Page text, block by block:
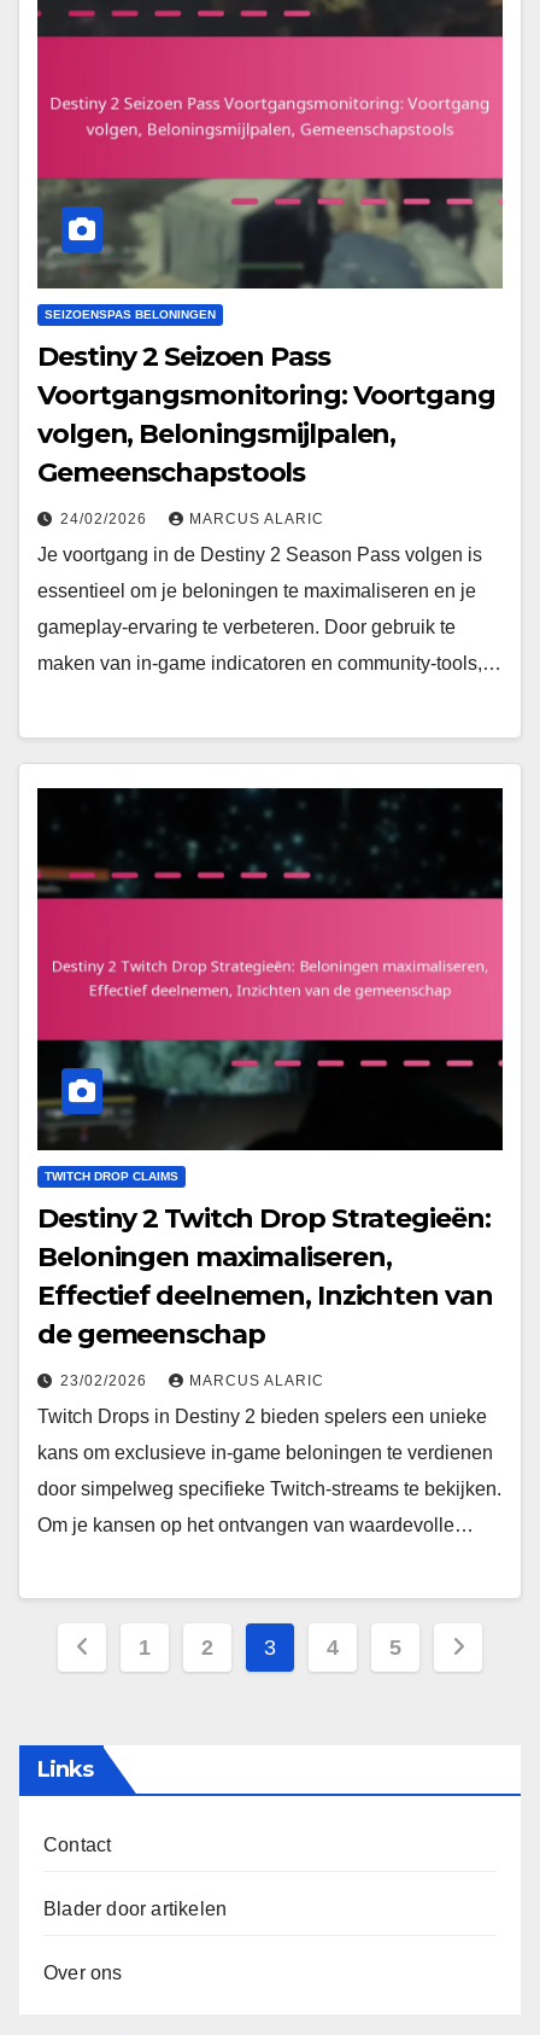
SEIZOENSPAS BELONINGEN
Destiny 2 Seizoen Pass
Voortgangsmonitoring: Voortgang
volgen, Beloningsmijlpalen,
Gemeenschapstools
24/02/2026 MARCUS ALARIC
Je voortgang in de Destiny 2 Season Pass volgen is
essentieel om je beloningen te maximaliseren en je
gameplay-ervaring te verbeteren. Door gebruik te
maken van in-game indicatoren en community-tools,…
TWITCH DROP CLAIMS
Destiny 2 Twitch Drop Strategieën:
Beloningen maximaliseren,
Effectief deelnemen, Inzichten van
de gemeenschap
23/02/2026 MARCUS ALARIC
Twitch Drops in Destiny 2 bieden spelers een unieke
kans om exclusieve in-game beloningen te verdienen
door simpelweg specifieke Twitch-streams te bekijken.
Om je kansen op het ontvangen van waardevolle…
Posts
1 2 3 4 5
Links
Contact
Blader door artikelen
Over ons